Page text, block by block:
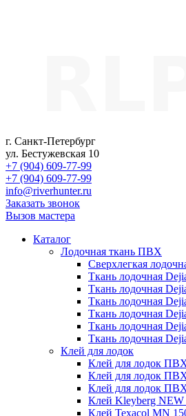
г. Санкт-Петербург
ул. Бестужевская 10
+7 (904) 609-77-99
+7 (904) 609-77-99
info@riverhunter.ru
Заказать звонок
Вызов мастера
Каталог
Лодочная ткань ПВХ
Сверхлегкая
Ткань лодочная
Ткань лодочная
Ткань лодочная
Ткань лодочная
Ткань лодочная
Ткань лодочная
Клей для лодок
Клей для лодок
Клей для лодок
Клей для лодок
Клей Kleyberg NEW
Клей Texacol МN